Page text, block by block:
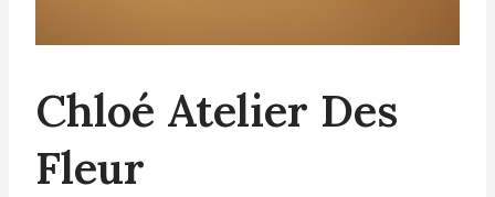
Chloé Atelier Des
Fleur